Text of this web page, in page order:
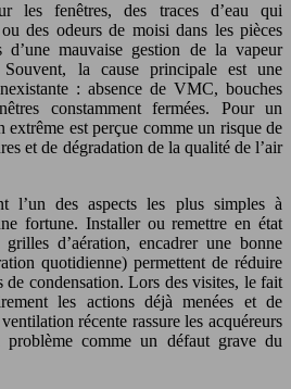
les fenêtres, des traces d’eau qui
des odeurs de moisi dans les pièces
d’une mauvaise gestion de la vapeur
la cause principale est une
: absence de VMC, bouches
constamment fermées. Pour un
extrême est perçue comme un risque de
et de dégradation de la qualité de l’air
l’un des aspects les plus simples à
fortune. Installer ou remettre en état
d’aération, encadrer une bonne
quotidienne) permettent de réduire
de condensation. Lors des visites, le fait
les actions déjà menées et de
récente rassure les acquéreurs
comme un défaut grave du